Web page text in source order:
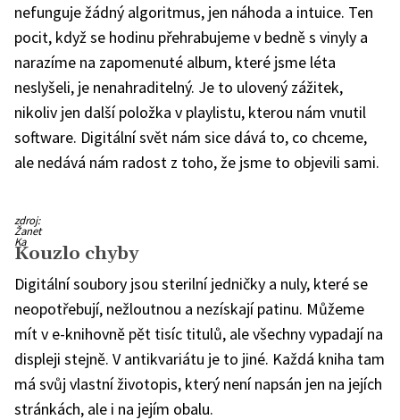
nefunguje žádný algoritmus, jen náhoda a intuice. Ten
pocit, když se hodinu přehrabujeme v bedně s vinyly a
narazíme na zapomenuté album, které jsme léta
neslyšeli, je nenahraditelný. Je to ulovený zážitek,
nikoliv jen další položka v playlistu, kterou nám vnutil
software. Digitální svět nám sice dává to, co chceme,
ale nedává nám radost z toho, že jsme to objevili sami.
zdroj:
Žanet
Ka
Kouzlo chyby
Digitální soubory jsou sterilní jedničky a nuly, které se
neopotřebují, nežloutnou a nezískají patinu. Můžeme
mít v e-knihovně pět tisíc titulů, ale všechny vypadají na
displeji stejně. V antikvariátu je to jiné. Každá kniha tam
má svůj vlastní životopis, který není napsán jen na jejích
stránkách, ale i na jejím obalu.